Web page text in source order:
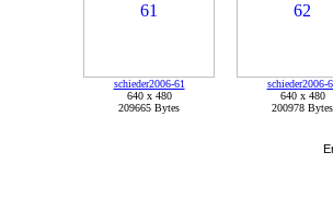
schieder2006-61
640 x 480
209665 Bytes
schieder2006-
640 x 480
200978 Bytes